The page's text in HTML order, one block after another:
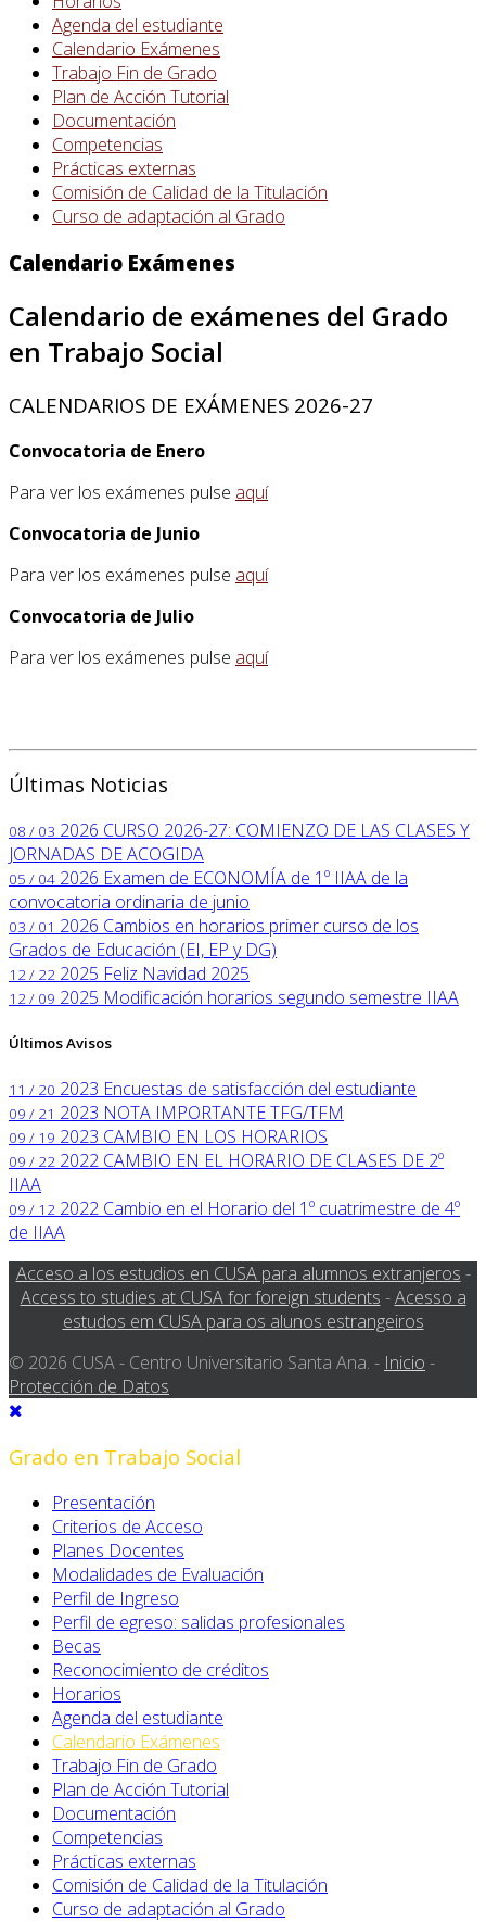
Agenda del estudiante
Calendario Exámenes
Trabajo Fin de Grado
Plan de Acción Tutorial
Documentación
Competencias
Prácticas externas
Comisión de Calidad de la Titulación
Curso de adaptación al Grado
Calendario Exámenes
Calendario de exámenes del Grado
en Trabajo Social
CALENDARIOS DE EXÁMENES 2026-27
Convocatoria de Enero
Para ver los exámenes pulse aquí
Convocatoria de Junio
Para ver los exámenes pulse aquí
Convocatoria de Julio
Para ver los exámenes pulse aquí
Últimas Noticias
08 / 03 2026 CURSO 2026-27: COMIENZO DE LAS CLASES Y
JORNADAS DE ACOGIDA
05 / 04 2026 Examen de ECONOMÍA de 1º IIAA de la
convocatoria ordinaria de junio
03 / 01 2026 Cambios en horarios primer curso de los
Grados de Educación (EI, EP y DG)
12 / 22 2025 Feliz Navidad 2025
12 / 09 2025 Modificación horarios segundo semestre IIAA
Últimos Avisos
11 / 20 2023 Encuestas de satisfacción del estudiante
09 / 21 2023 NOTA IMPORTANTE TFG/TFM
09 / 19 2023 CAMBIO EN LOS HORARIOS
09 / 22 2022 CAMBIO EN EL HORARIO DE CLASES DE 2º
IIAA
09 / 12 2022 Cambio en el Horario del 1º cuatrimestre de 4º
de IIAA
Acceso a los estudios en CUSA para alumnos extranjeros -
Access to studies at CUSA for foreign students -Acesso a
estudos em CUSA para os alunos estrangeiros
© 2026 CUSA - Centro Universitario Santa Ana. - Inicio -
Protección de Datos
Grado en Trabajo Social
Presentación
Criterios de Acceso
Planes Docentes
Modalidades de Evaluación
Perfil de Ingreso
Perfil de egreso: salidas profesionales
Becas
Reconocimiento de créditos
Horarios
Agenda del estudiante
Calendario Exámenes
Trabajo Fin de Grado
Plan de Acción Tutorial
Documentación
Competencias
Prácticas externas
Comisión de Calidad de la Titulación
Curso de adaptación al Grado